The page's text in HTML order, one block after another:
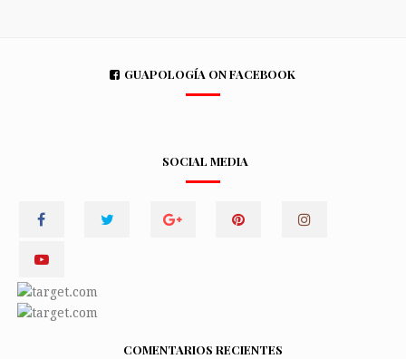
GUAPOLOGÍA ON FACEBOOK
SOCIAL MEDIA
COMENTARIOS RECIENTES